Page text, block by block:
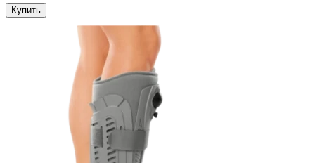
Купить